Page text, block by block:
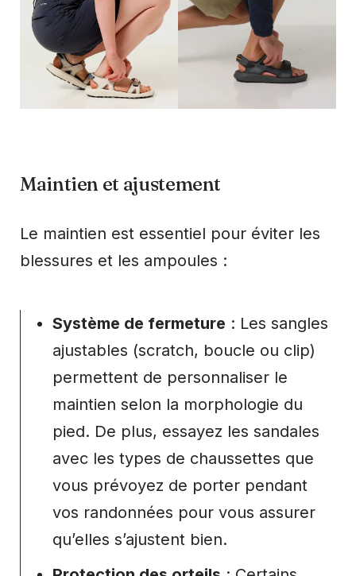
Maintien et ajustement
Le maintien est essentiel pour éviter les
blessures et les ampoules :
Système de fermeture : Les sangles
ajustables (scratch, boucle ou clip)
permettent de personnaliser le
maintien selon la morphologie du
pied. De plus, essayez les sandales
avec les types de chaussettes que
vous prévoyez de porter pendant
vos randonnées pour vous assurer
qu’elles s’ajustent bien.